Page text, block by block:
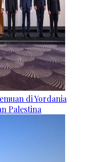
di Yordania
Palestina